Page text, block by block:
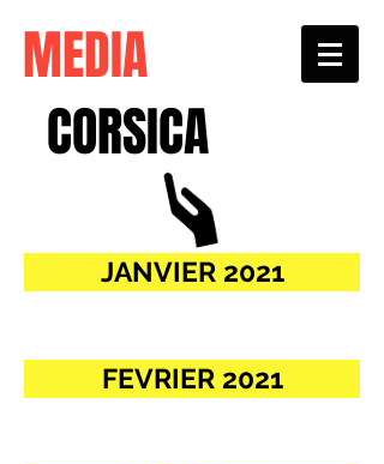
MEDIA
CORSICA
JANVIER 2021
FEVRIER 2021